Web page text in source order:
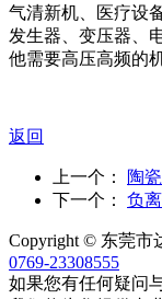
气清新机、医疗设
发生器、变压器、
他需要高压高频的
返回
上一个：
陶
下一个： 负
Copyright © 东莞市
0769-23308555
如果您有任何疑问